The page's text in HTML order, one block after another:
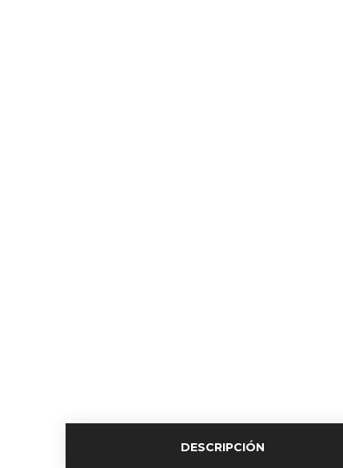
DESCRIPCIÓN